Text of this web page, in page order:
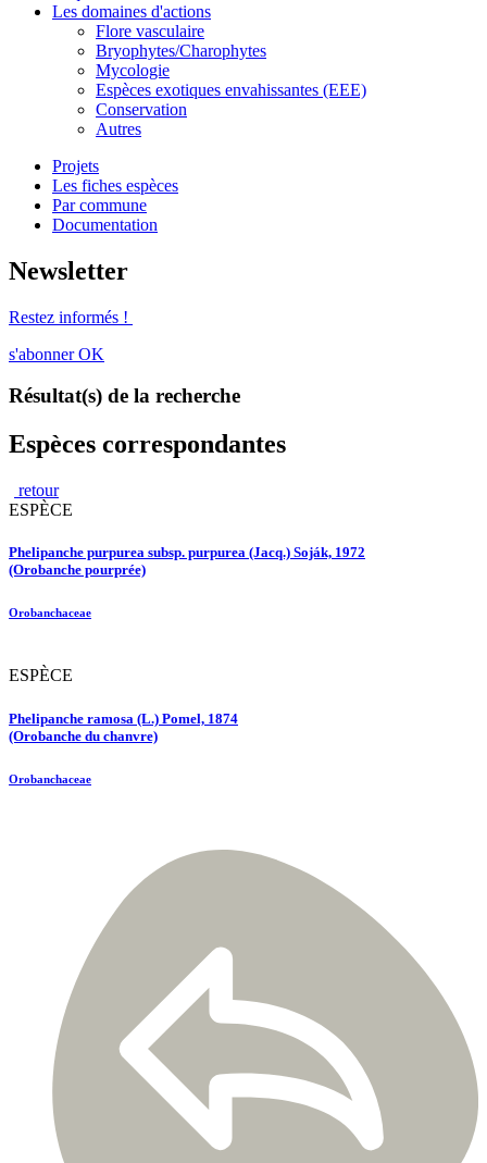
Les domaines d'actions
Flore vasculaire
Bryophytes/Charophytes
Mycologie
Espèces exotiques envahissantes (EEE)
Conservation
Autres
Projets
Les fiches espèces
Par commune
Documentation
Newsletter
Restez informés !
s'abonner OK
Résultat(s) de la recherche
Espèces correspondantes
retour
ESPÈCE
Phelipanche purpurea subsp. purpurea (Jacq.) Soják, 1972
(Orobanche pourprée)
Orobanchaceae
ESPÈCE
Phelipanche ramosa (L.) Pomel, 1874
(Orobanche du chanvre)
Orobanchaceae